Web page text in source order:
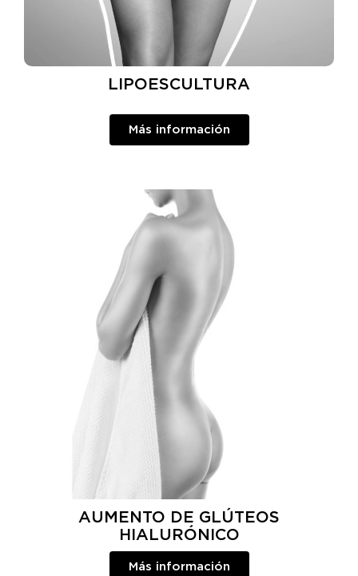
LIPOESCULTURA
Más información
AUMENTO DE GLÚTEOS
HIALURÓNICO
Más información